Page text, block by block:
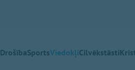
DrošībaSportsViedokļiCilvēkstāsti